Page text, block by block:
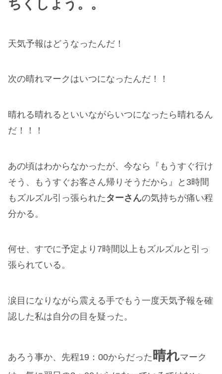
ちくしょう。。
天気予報はどうなったんだ！
次の晴れマークはいつになったんだ！！
晴れる晴れるといいながらいつになったら晴れるん
だ！！！
あの頃はわからなかったが、今なら『もうすぐ行け
そう、もうすぐお客さん帰りそうだから』と3時間
もズルズル引っ張られた ターさんの気持ちが痛い程
分かる。
何せ、すでに予定より7時間以上もズルズルと引っ
張られている。
涙目になりながら震える手でもう一度天気予報を確
認した私は自分の目を疑った。
あろう事か、先程19：00からだった晴れマーク